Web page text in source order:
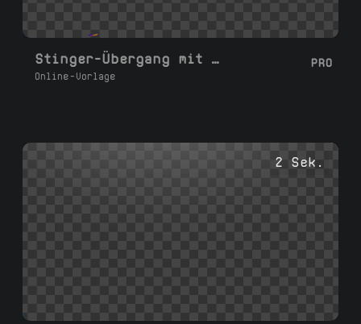
Stinger-Übergang mit Wind und Feuer
Online-Vorlage
PRO
2 Sek.